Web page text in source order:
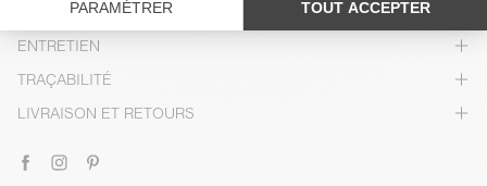
COMPOSITION
ENTRETIEN
TRAÇABILITÉ
LIVRAISON ET RETOURS